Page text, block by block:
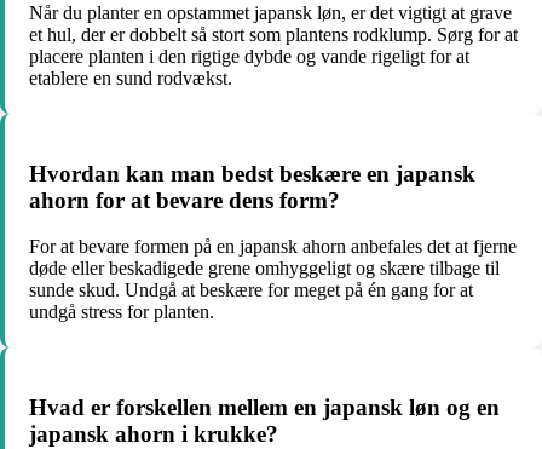
Når du planter en opstammet japansk løn, er det vigtigt at grave
et hul, der er dobbelt så stort som plantens rodklump. Sørg for at
placere planten i den rigtige dybde og vande rigeligt for at
etablere en sund rodvækst.
Hvordan kan man bedst beskære en japansk
ahorn for at bevare dens form?
For at bevare formen på en japansk ahorn anbefales det at fjerne
døde eller beskadigede grene omhyggeligt og skære tilbage til
sunde skud. Undgå at beskære for meget på én gang for at
undgå stress for planten.
Hvad er forskellen mellem en japansk løn og en
japansk ahorn i krukke?